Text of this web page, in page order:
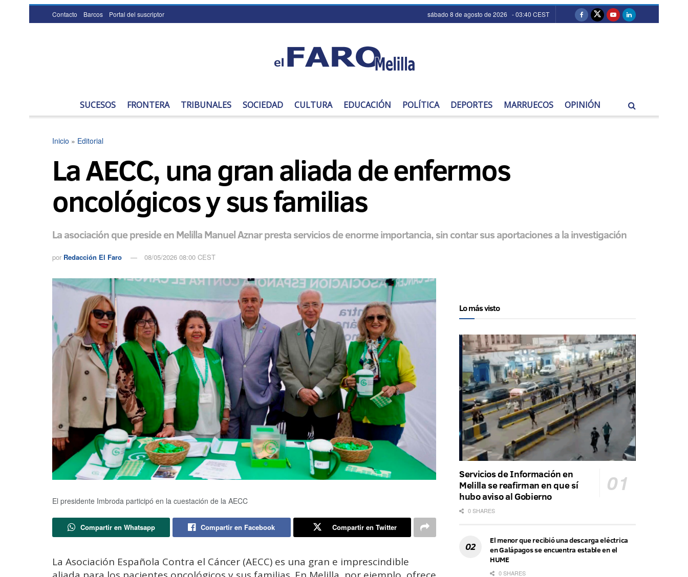
Contacto Barcos Portal del suscriptor sábado 8 de agosto de 2026 - 03:40 CEST
SUCESOS FRONTERA TRIBUNALES SOCIEDAD CULTURA EDUCACIÓN POLÍTICA DEPORTES MARRUECOS OPINIÓN
Inicio » Editorial
La AECC, una gran aliada de enfermos
oncológicos y sus familias
La asociación que preside en Melilla Manuel Aznar presta servicios de enorme importancia, sin contar sus aportaciones a la investigación
por Redacción El Faro 08/05/2026 08:00 CEST
El presidente Imbroda participó en la cuestación de la AECC
Compartir en Whatsapp Compartir en Facebook Compartir en Twitter
La Asociación Española Contra el Cáncer (AECC) es una gran e imprescindible
Lo más visto
Servicios de Información en
Melilla se reafirman en que sí
hubo aviso al Gobierno
0 SHARES
El menor que recibió una descarga eléctrica
en Galápagos se encuentra estable en el
HUME
0 SHARES